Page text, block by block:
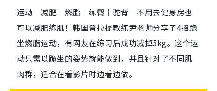
运动｜减肥｜燃脂｜练臀｜驼背｜不用去健身房也
可以减肥练肌！韩国普拉提教练尹老师分享了4招跪
坐燃脂运动，有网友在练习后成功减掉5kg。这个运
动只需以跪坐的姿势就能做到，并且针对了不同肌
肉群，适合在看影片时边看边做。